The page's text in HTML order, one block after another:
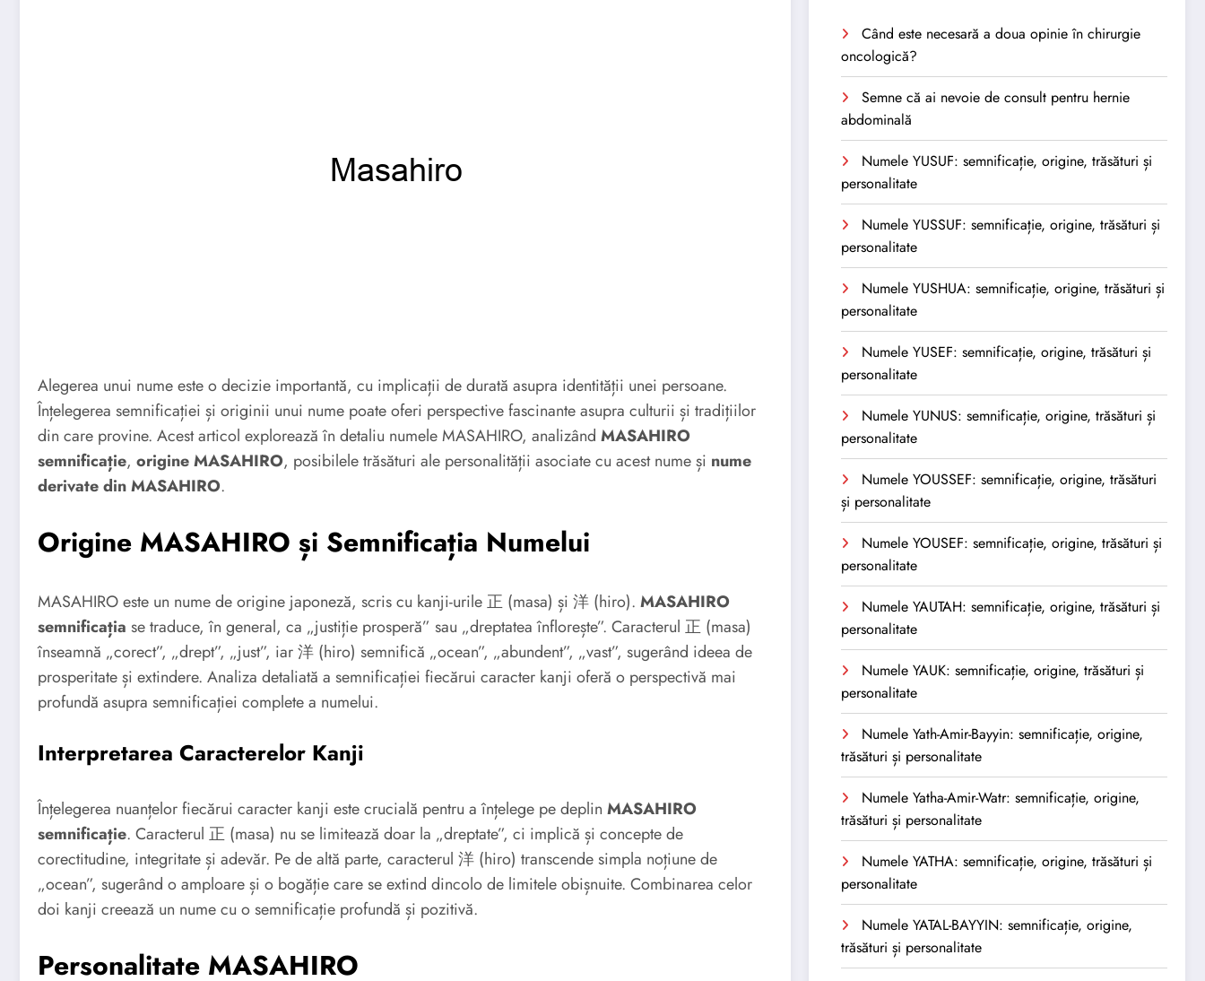
Alegerea unui nume este o decizie importantă, cu implicații de durată asupra identității unei persoane.
Înțelegerea semnificației și originii unui nume poate oferi perspective fascinante asupra culturii și tradițiilor
din care provine. Acest articol explorează în detaliu numele MASAHIRO, analizând MASAHIRO
semnificație, origine MASAHIRO, posibilele trăsături ale personalității asociate cu acest nume și nume
derivate din MASAHIRO.
Origine MASAHIRO și Semnificația Numelui
MASAHIRO este un nume de origine japoneză, scris cu kanji-urile 正 (masa) și 洋 (hiro). MASAHIRO
semnificația se traduce, în general, ca „justiție prosperă” sau „dreptatea înflorește”. Caracterul 正 (masa)
înseamnă „corect”, „drept”, „just”, iar 洋 (hiro) semnifică „ocean”, „abundent”, „vast”, sugerând ideea de
prosperitate și extindere. Analiza detaliată a semnificației fiecărui caracter kanji oferă o perspectivă mai
profundă asupra semnificației complete a numelui.
Interpretarea Caracterelor Kanji
Înțelegerea nuanțelor fiecărui caracter kanji este crucială pentru a înțelege pe deplin MASAHIRO
semnificație. Caracterul 正 (masa) nu se limitează doar la „dreptate”, ci implică și concepte de
corectitudine, integritate și adevăr. Pe de altă parte, caracterul 洋 (hiro) transcende simpla noțiune de
„ocean”, sugerând o amploare și o bogăție care se extind dincolo de limitele obișnuite. Combinarea celor
doi kanji creează un nume cu o semnificație profundă și pozitivă.
Personalitate MASAHIRO
Când este necesară a doua opinie în chirurgie
oncologică?
Semne că ai nevoie de consult pentru hernie
abdominală
Numele YUSUF: semnificație, origine, trăsături și
personalitate
Numele YUSSUF: semnificație, origine, trăsături și
personalitate
Numele YUSHUA: semnificație, origine, trăsături și
personalitate
Numele YUSEF: semnificație, origine, trăsături și
personalitate
Numele YUNUS: semnificație, origine, trăsături și
personalitate
Numele YOUSSEF: semnificație, origine, trăsături
și personalitate
Numele YOUSEF: semnificație, origine, trăsături și
personalitate
Numele YAUTAH: semnificație, origine, trăsături și
personalitate
Numele YAUK: semnificație, origine, trăsături și
personalitate
Numele Yath-Amir-Bayyin: semnificație, origine,
trăsături și personalitate
Numele Yatha-Amir-Watr: semnificație, origine,
trăsături și personalitate
Numele YATHA: semnificație, origine, trăsături și
personalitate
Numele YATAL-BAYYIN: semnificație, origine,
trăsături și personalitate